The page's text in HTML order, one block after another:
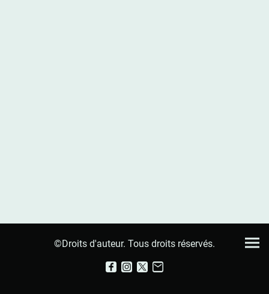
©Droits d'auteur. Tous droits réservés.